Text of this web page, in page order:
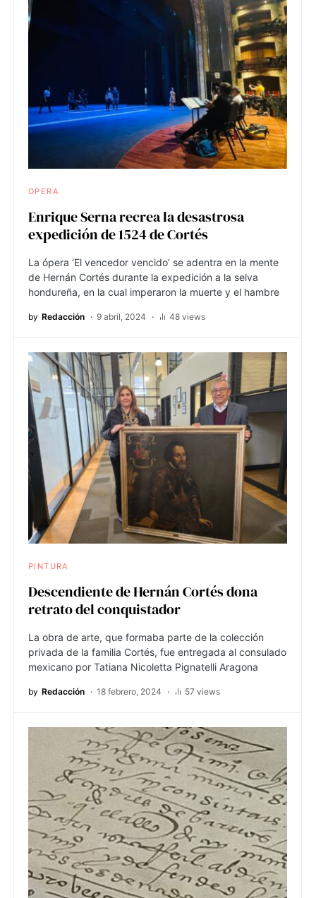
OPERA
Enrique Serna recrea la desastrosa
expedición de 1524 de Cortés
La ópera ‘El vencedor vencido’ se adentra en la mente
de Hernán Cortés durante la expedición a la selva
hondureña, en la cual imperaron la muerte y el hambre
by Redacción 9 abril, 2024 48 views
PINTURA
Descendiente de Hernán Cortés dona
retrato del conquistador
La obra de arte, que formaba parte de la colección
privada de la familia Cortés, fue entregada al consulado
mexicano por Tatiana Nicoletta Pignatelli Aragona
by Redacción 18 febrero, 2024 57 views